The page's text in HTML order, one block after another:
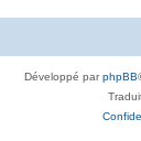
Développé parphpBB